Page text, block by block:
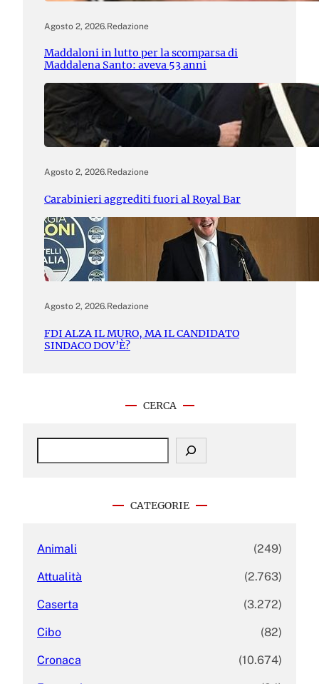
Agosto 2, 2026.Redazione
Maddaloni in lutto per la scomparsa di
Maddalena Santo: aveva 53 anni
Agosto 2, 2026.Redazione
Carabinieri aggrediti fuori al Royal Bar
Agosto 2, 2026.Redazione
FDI ALZA IL MURO, MA IL CANDIDATO
SINDACO DOV’È?
CERCA
S
CATEGORIE
Animali (249)
Attualità (2.763)
Caserta (3.272)
Cibo (82)
Cronaca (10.674)